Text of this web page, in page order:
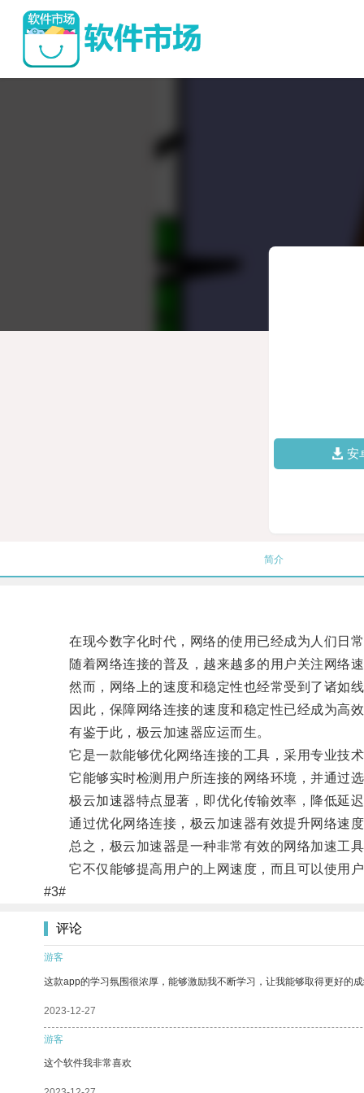
安
简介
在现今数字化时代，网络的使用已经成为人们日常
随着网络连接的普及，越来越多的用户关注网络
然而，网络上的速度和稳定性也经常受到了诸如线
因此，保障网络连接的速度和稳定性已经成为高
有鉴于此，极云加速器应运而生。
它是一款能够优化网络连接的工具，采用专业技术
它能够实时检测用户所连接的网络环境，并通过选
极云加速器特点显著，即优化传输效率，降低延迟
通过优化网络连接，极云加速器有效提升网络速
总之，极云加速器是一种非常有效的网络加速工
它不仅能够提高用户的上网速度，而且可以使用户
#3#
评论
游客
这款app的学习氛围很浓厚，能够激励我不断学习，让我能够取得更好的
2023-12-27
游客
这个软件我非常喜欢